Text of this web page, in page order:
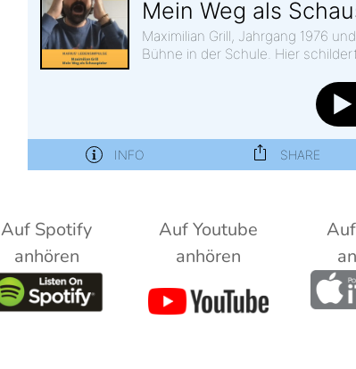
Auf Spotify
anhören
Auf Youtube
anhören